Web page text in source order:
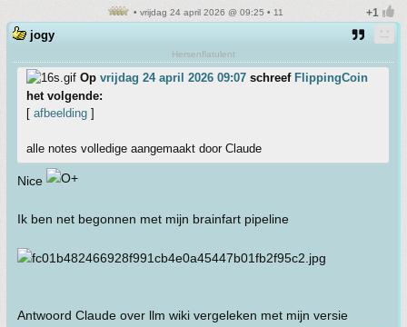
• vrijdag 24 april 2026 @ 09:25 • 11
jogy
Hersenflatulent
Op vrijdag 24 april 2026 09:07 schreef FlippingCoin
het volgende:
[ afbeelding ]
alle notes volledige aangemaakt door Claude
Nice
Ik ben net begonnen met mijn brainfart pipeline
Antwoord Claude over llm wiki vergeleken met mijn versie